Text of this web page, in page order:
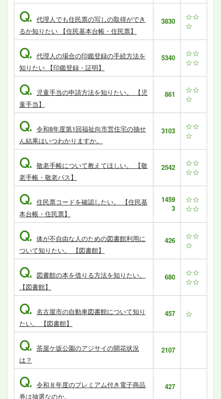
Q. 代理人でも住民票の写しの取得ができ
るか知りたい 【住民基本台帳・住民票】
3830
☆☆
☆
Q. 代理人の場合の印鑑登録の手続方法を
知りたい 【印鑑登録・証明】
5340
☆☆
☆☆
Q.
児童手当の申請方法を知りたい。 【児
童手当】
861
☆☆
☆
Q. 令和8年度第1回福祉向市営住宅の抽せ
ん結果はいつわかりますか。
3103
☆☆
☆
Q. 敬老手帳について教えてほしい。 【敬
老手帳・敬老パス】
2542
☆☆
☆☆
Q. 住民票コードを確認したい。 【住民基
本台帳・住民票】
1459
3
☆☆
☆☆
Q. 体が不自由な人のための図書館利用に
ついて知りたい。 【図書館】
426
☆☆
☆
Q. 図書館の本を借りる方法を知りたい。
【図書館】
680
☆☆
☆☆
Q. 名古屋市の自動車図書館について知り
たい。 【図書館】
457 ☆
Q. 茶屋ケ坂公園のアジサイの開花状況
は？
2107
Q. 令和８年度のプレミアム付き電子商品
券は抽選なのか。
427